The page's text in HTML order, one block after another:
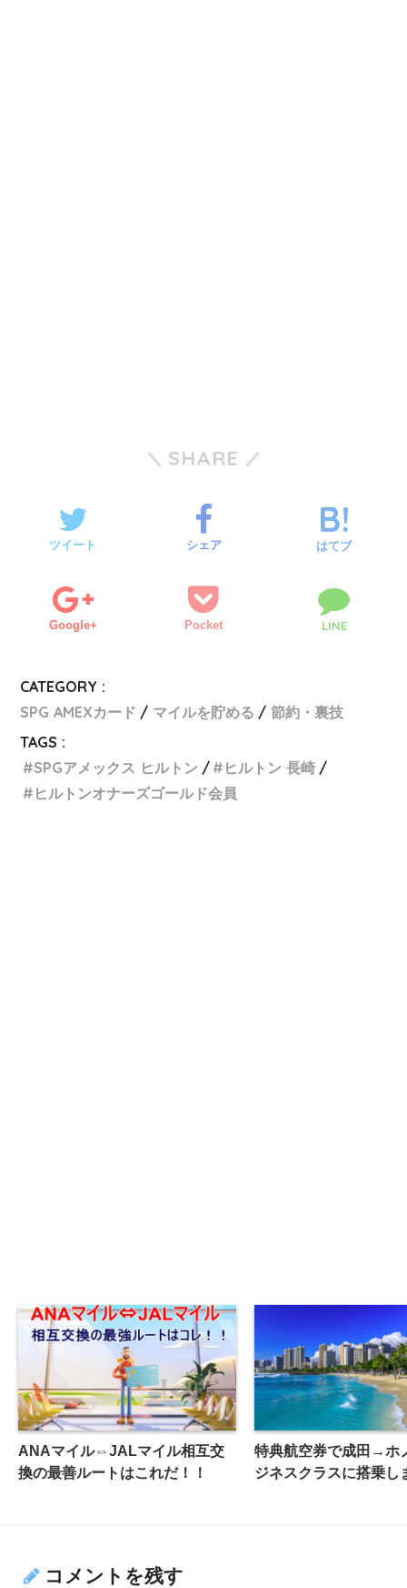
SHARE
ツイート シェア はてブ
Google+ Pocket LINE
CATEGORY :
SPG AMEXカード
マイルを貯める
節約・裏技
TAGS :
SPGアメックス ヒルトン
ヒルトン 長崎
ヒルトンオナーズゴールド会員
ANAマイル⇔JALマイル相互交
換の最善ルートはこれだ！！
特典航空券で成田→ホ
ジネスクラスに搭乗
コメントを残す